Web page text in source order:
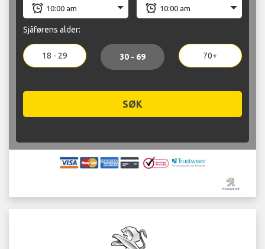
Sjåførens alder:
18 - 29 30 - 69 70+
SØK